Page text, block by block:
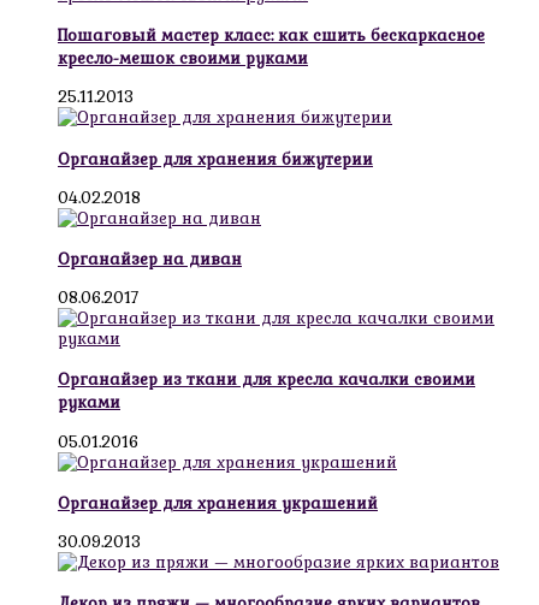
Пошаговый мастер класс: как сшить бескаркасное
кресло-мешок своими руками
25.11.2013
Органайзер для хранения бижутерии
04.02.2018
Органайзер на диван
08.06.2017
Органайзер из ткани для кресла качалки своими
руками
05.01.2016
Органайзер для хранения украшений
30.09.2013